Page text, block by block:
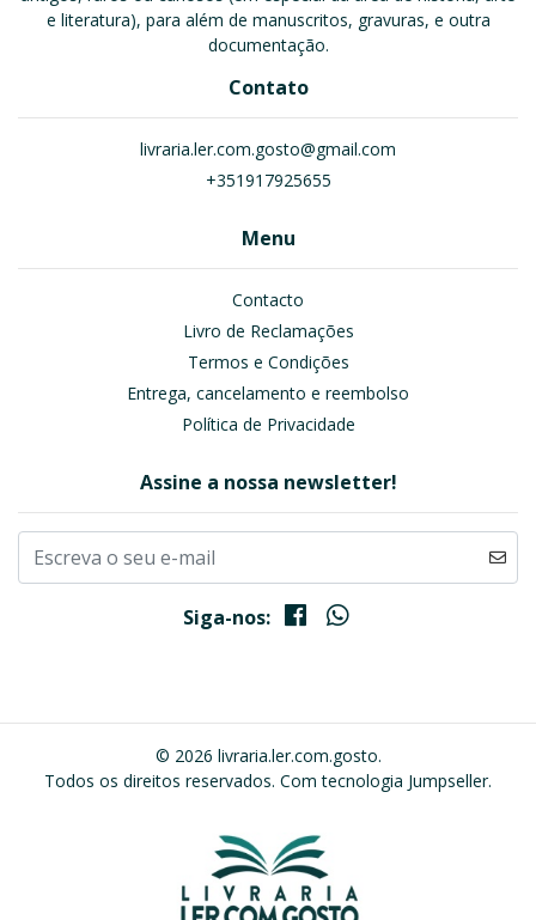
e literatura), para além de manuscritos, gravuras, e outra
documentação.
Contato
livraria.ler.com.gosto@gmail.com
+351917925655
Menu
Contacto
Livro de Reclamações
Termos e Condições
Entrega, cancelamento e reembolso
Política de Privacidade
Assine a nossa newsletter!
Siga-nos:
© 2026 livraria.ler.com.gosto.
Todos os direitos reservados. Com tecnologia Jumpseller.